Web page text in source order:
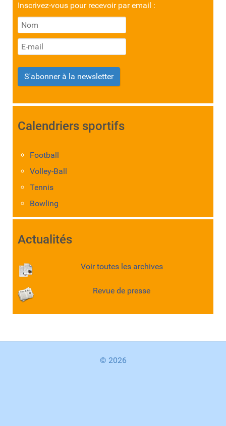
Inscrivez-vous pour recevoir par email :
S'abonner à la newsletter
Calendriers sportifs
Football
Volley-Ball
Tennis
Bowling
Actualités
Voir toutes les archives
Revue de presse
© 2026